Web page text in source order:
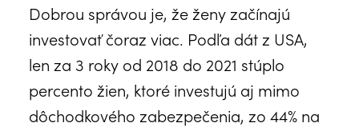
Dobrou správou je, že ženy začínajú
investovať čoraz viac. Podľa dát z USA,
len za 3 roky od 2018 do 2021 stúplo
percento žien, ktoré investujú aj mimo
dôchodkového zabezpečenia, zo 44% na